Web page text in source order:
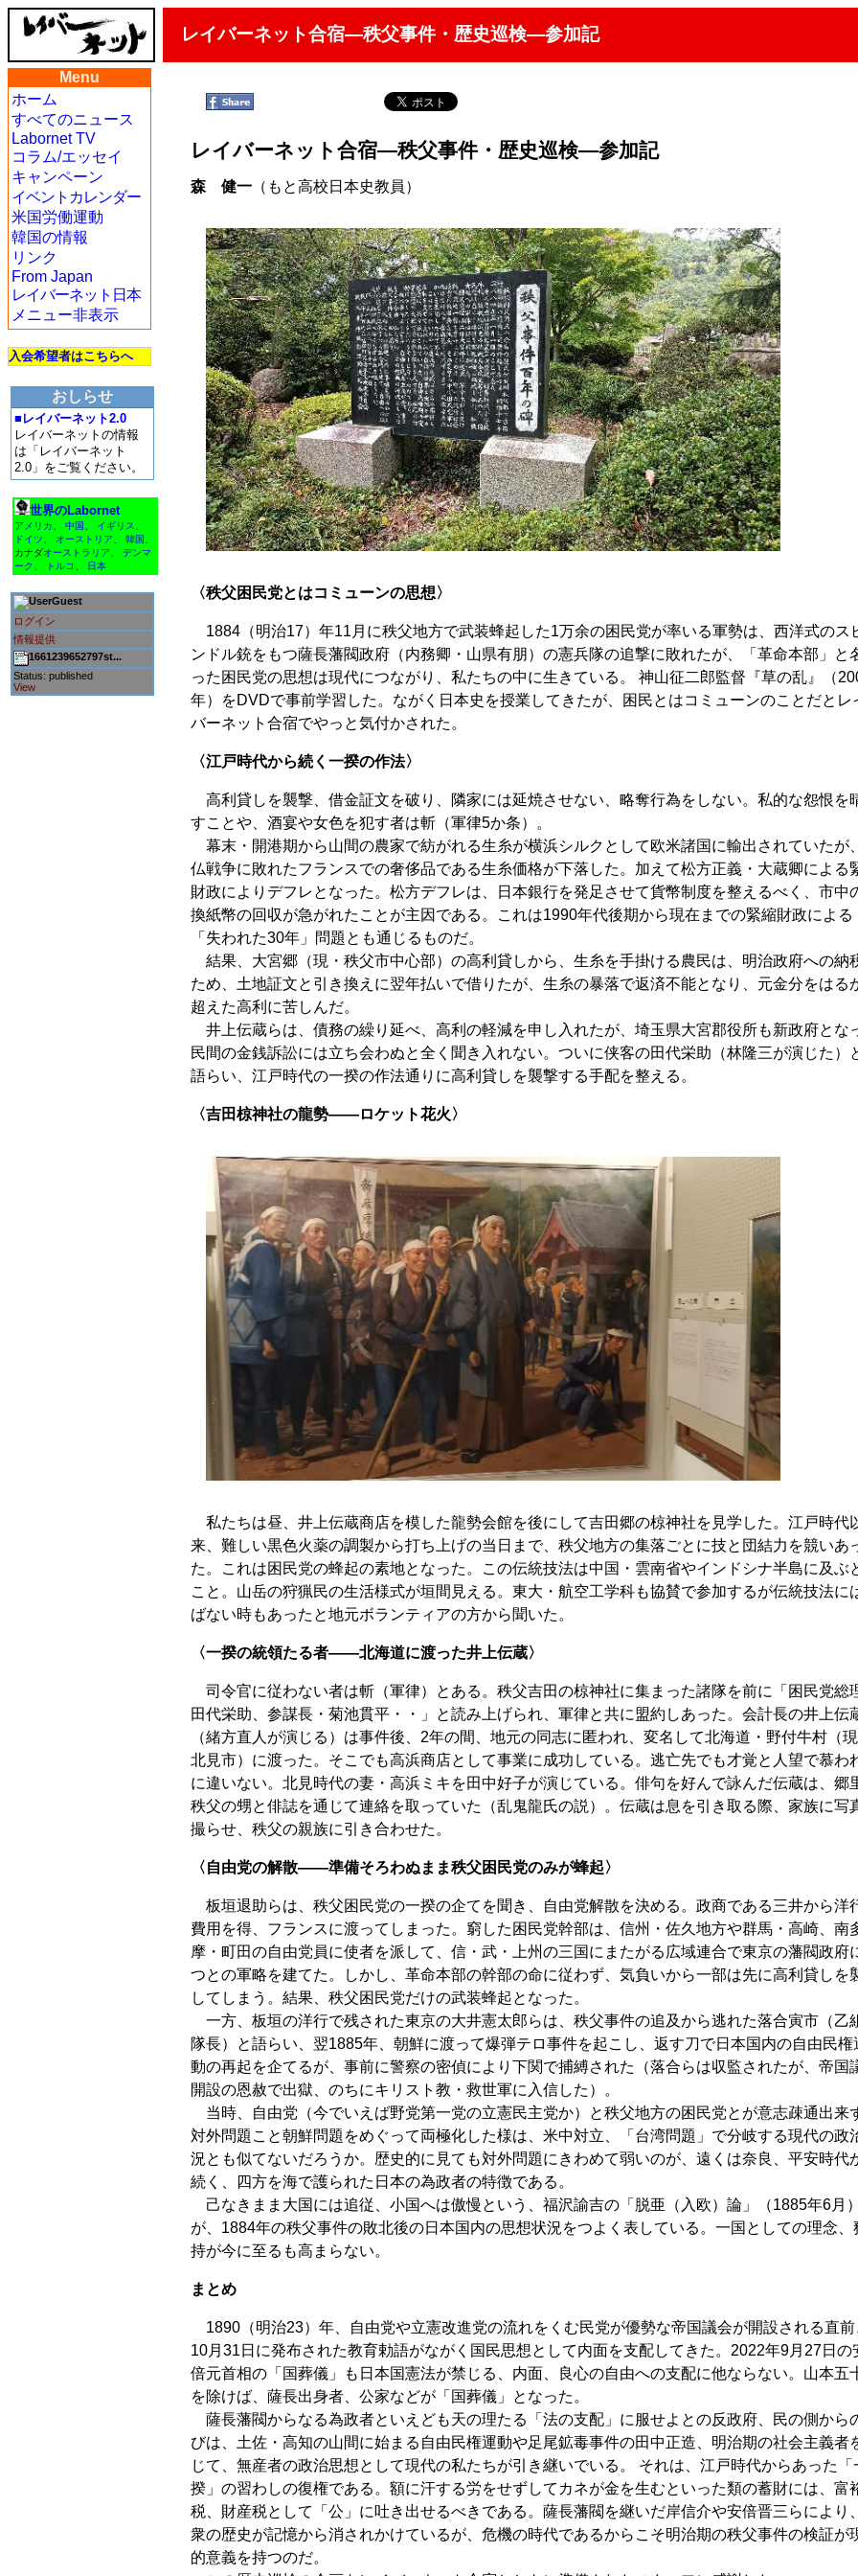
レイバーネット合宿―秩父事件・歴史巡検―参加記
Menu
ホーム
すべてのニュース
Labornet TV
コラム/エッセイ
キャンペーン
イベントカレンダー
米国労働運動
韓国の情報
リンク
From Japan
レイバーネット日本
メニュー非表示
入会希望者はこちらへ
おしらせ
■レイバーネット2.0
レイバーネットの情報
は「レイバーネット
2.0」をご覧ください。
世界のLabornet
アメリカ 中国 イギリス
ドイツ
オーストリア 韓国
カナダオーストラリア
デンマ
ーク
トルコ 日本
Guest
ログイン
情報提供
1661239652797st...
Status: published
View
レイバーネット合宿―秩父事件・歴史巡検―参加記
森 健一 （もと高校日本史教員）
〈秩父困民党とはコミューンの思想〉
1884（明治17）年11月に秩父地方で武装蜂起した1万余の困民党が率いる軍勢は、西洋式のス
ンドル銃をもつ薩長藩閥政府（内務卿・山県有朋）の憲兵隊の追撃に敗れたが、「革命本部」と
った困民党の思想は現代につながり、私たちの中に生きている。 神山征二郎監督『草の乱』（
年）をDVDで事前学習した。ながく日本史を授業してきたが、困民とはコミューンのことだとレ
バーネット合宿でやっと気付かされた。
〈江戸時代から続く一揆の作法〉
高利貸しを襲撃、借金証文を破り、隣家には延焼させない、略奪行為をしない。私的な怨恨を
すことや、酒宴や女色を犯す者は斬（軍律5か条）。
幕末・開港期から山間の農家で紡がれる生糸が横浜シルクとして欧米諸国に輸出されていたが
仏戦争に敗れたフランスでの奢侈品である生糸価格が下落した。加えて松方正義・大蔵卿による
財政によりデフレとなった。松方デフレは、日本銀行を発足させて貨幣制度を整えるべく、市中
換紙幣の回収が急がれたことが主因である。これは1990年代後期から現在までの緊縮財政による
「失われた30年」問題とも通じるものだ。
結果、大宮郷（現・秩父市中心部）の高利貸しから、生糸を手掛ける農民は、明治政府への納
ため、土地証文と引き換えに翌年払いで借りたが、生糸の暴落で返済不能となり、元金分をはる
超えた高利に苦しんだ。
井上伝蔵らは、債務の繰り延べ、高利の軽減を申し入れたが、埼玉県大宮郡役所も新政府とな
民間の金銭訴訟には立ち会わぬと全く聞き入れない。ついに侠客の田代栄助（林隆三が演じた）
語らい、江戸時代の一揆の作法通りに高利貸しを襲撃する手配を整える。
〈吉田椋神社の龍勢――ロケット花火〉
私たちは昼、井上伝蔵商店を模した龍勢会館を後にして吉田郷の椋神社を見学した。江戸時代
来、難しい黒色火薬の調製から打ち上げの当日まで、秩父地方の集落ごとに技と団結力を競いあ
た。これは困民党の蜂起の素地となった。この伝統技法は中国・雲南省やインドシナ半島に及ぶ
こと。山岳の狩猟民の生活様式が垣間見える。東大・航空工学科も協賛で参加するが伝統技法に
ばない時もあったと地元ボランティアの方から聞いた。
〈一揆の統領たる者――北海道に渡った井上伝蔵〉
司令官に従わない者は斬（軍律）とある。秩父吉田の椋神社に集まった諸隊を前に「困民党総
田代栄助、参謀長・菊池貫平・・」と読み上げられ、軍律と共に盟約しあった。会計長の井上伝
（緒方直人が演じる）は事件後、2年の間、地元の同志に匿われ、変名して北海道・野付牛村（現
北見市）に渡った。そこでも高浜商店として事業に成功している。逃亡先でも才覚と人望で慕わ
に違いない。北見時代の妻・高浜ミキを田中好子が演じている。俳句を好んで詠んだ伝蔵は、郷
秩父の甥と俳誌を通じて連絡を取っていた（乱鬼龍氏の説）。伝蔵は息を引き取る際、家族に写
撮らせ、秩父の親族に引き合わせた。
〈自由党の解散――準備そろわぬまま秩父困民党のみが蜂起〉
板垣退助らは、秩父困民党の一揆の企てを聞き、自由党解散を決める。政商である三井から洋
費用を得、フランスに渡ってしまった。窮した困民党幹部は、信州・佐久地方や群馬・高崎、南
摩・町田の自由党員に使者を派して、信・武・上州の三国にまたがる広域連合で東京の藩閥政府
つとの軍略を建てた。しかし、革命本部の幹部の命に従わず、気負いから一部は先に高利貸しを
してしまう。結果、秩父困民党だけの武装蜂起となった。
一方、板垣の洋行で残された東京の大井憲太郎らは、秩父事件の追及から逃れた落合寅市（乙
隊長）と語らい、翌1885年、朝鮮に渡って爆弾テロ事件を起こし、返す刀で日本国内の自由民権
動の再起を企てるが、事前に警察の密偵により下関で捕縛された（落合らは収監されたが、帝国
開設の恩赦で出獄、のちにキリスト教・救世軍に入信した）。
当時、自由党（今でいえば野党第一党の立憲民主党か）と秩父地方の困民党とが意志疎通出来
対外問題こと朝鮮問題をめぐって両極化した様は、米中対立、「台湾問題」で分岐する現代の政
況とも似てないだろうか。歴史的に見ても対外問題にきわめて弱いのが、遠くは奈良、平安時代
続く、四方を海で護られた日本の為政者の特徴である。
己なきまま大国には追従、小国へは傲慢という、福沢諭吉の「脱亜（入欧）論」（1885年6月）
が、1884年の秩父事件の敗北後の日本国内の思想状況をつよく表している。一国としての理念、
持が今に至るも高まらない。
まとめ
1890（明治23）年、自由党や立憲改進党の流れをくむ民党が優勢な帝国議会が開設される直前
10月31日に発布された教育勅語がながく国民思想として内面を支配してきた。2022年9月27日の
倍元首相の「国葬儀」も日本国憲法が禁じる、内面、良心の自由への支配に他ならない。山本五
を除けば、薩長出身者、公家などが「国葬儀」となった。
薩長藩閥からなる為政者といえども天の理たる「法の支配」に服せよとの反政府、民の側から
びは、土佐・高知の山間に始まる自由民権運動や足尾鉱毒事件の田中正造、明治期の社会主義者
じて、無産者の政治思想として現代の私たちが引き継いでいる。 それは、江戸時代からあった「
揆」の習わしの復権である。額に汗する労をせずしてカネが金を生むといった類の蓄財には、富
税、財産税として「公」に吐き出せるべきである。薩長藩閥を継いだ岸信介や安倍晋三らにより
衆の歴史が記憶から消されかけているが、危機の時代であるからこそ明治期の秩父事件の検証が
的意義を持つのだ。